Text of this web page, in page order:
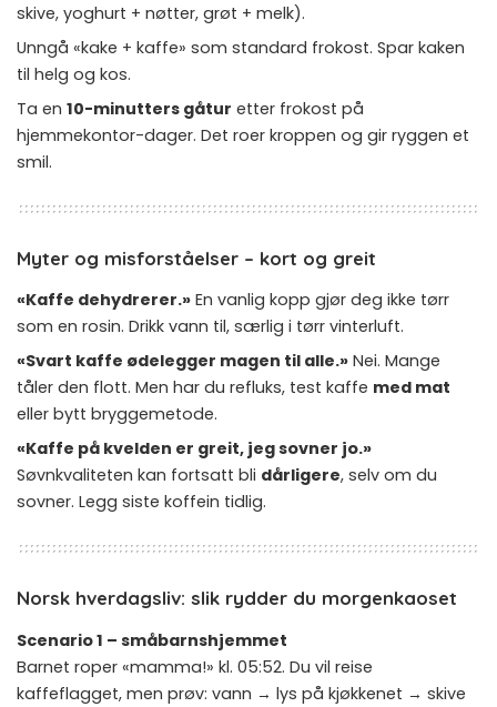
skive, yoghurt + nøtter, grøt + melk).
Unngå «kake + kaffe» som standard frokost. Spar kaken
til helg og kos.
Ta en 10-minutters gåtur etter frokost på
hjemmekontor-dager. Det roer kroppen og gir ryggen et
smil.
Myter og misforståelser – kort og greit
«Kaffe dehydrerer.» En vanlig kopp gjør deg ikke tørr
som en rosin. Drikk vann til, særlig i tørr vinterluft.
«Svart kaffe ødelegger magen til alle.» Nei. Mange
tåler den flott. Men har du refluks, test kaffe med mat
eller bytt bryggemetode.
«Kaffe på kvelden er greit, jeg sovner jo.»
Søvnkvaliteten kan fortsatt bli dårligere, selv om du
sovner. Legg siste koffein tidlig.
Norsk hverdagsliv: slik rydder du morgenkaoset
Scenario 1 – småbarnshjemmet
Barnet roper «mamma!» kl. 05:52. Du vil reise
kaffeflagget, men prøv: vann → lys på kjøkkenet → skive